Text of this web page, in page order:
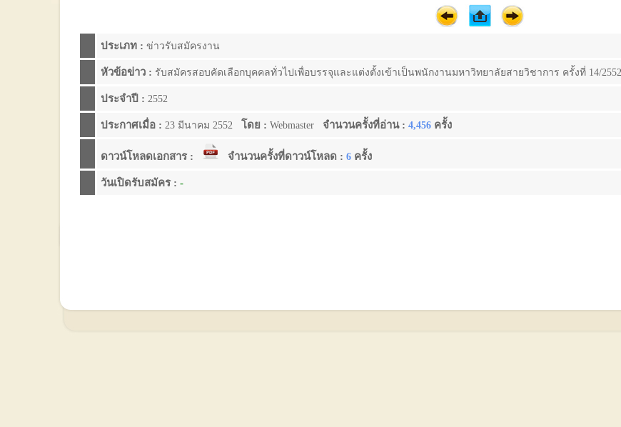
ประเภท : ข่าวรับสมัครงาน
หัวข้อข่าว : รับสมัครสอบคัดเลือกบุคคลทั่วไปเพื่อบรรจุและแต่งตั้งเข้าเป็นพนักงานมหาวิทยาลัยสายวิชาการ ครั้งที่ 14/
ประจำปี : 2552
ประกาศเมื่อ : 23 มีนาคม 2552 โดย : Webmaster จำนวนครั้งที่อ่าน : 4,456 ครั้ง
ดาวน์โหลดเอกสาร : จำนวนครั้งที่ดาวน์โหลด : 6 ครั้ง
วันเปิดรับสมัคร : -